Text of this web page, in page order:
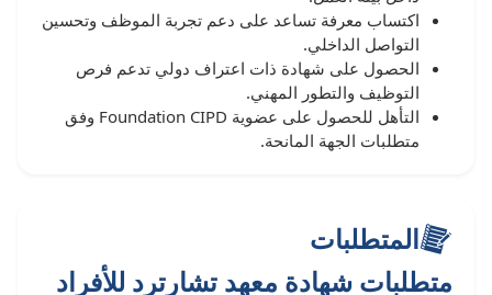
اكتساب معرفة تساعد على دعم تجربة الموظف وتحسين
التواصل الداخلي.
الحصول على شهادة ذات اعتراف دولي تدعم فرص
التوظيف والتطور المهني.
التأهل للحصول على عضوية Foundation CIPD وفق
متطلبات الجهة المانحة.
المتطلبات
متطلبات شهادة معهد تشارترد للأفراد